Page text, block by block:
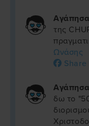
της
Ωνάσης
Share
δω το